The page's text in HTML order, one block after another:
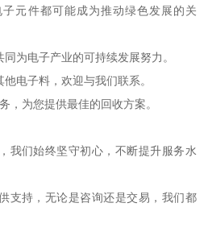
元件都可能成为推动绿色发展的关
为电子产业的可持续发展努力。
电子料，欢迎与我们联系。
，为您提供最佳的回收方案。
我们始终坚守初心，不断提升服务水
支持，无论是咨询还是交易，我们都